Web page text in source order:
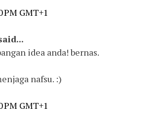
PM GMT+1
idea anda! bernas.
nafsu. :)
PM GMT+1